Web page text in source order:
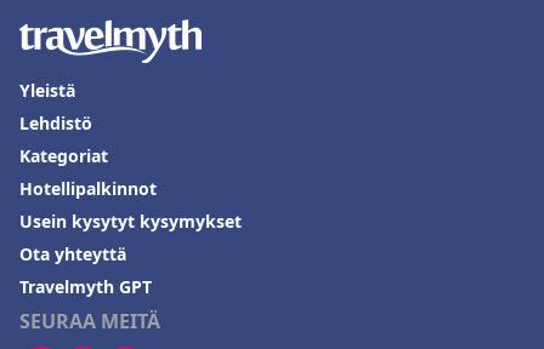
SEURAA MEITÄ
Yleistä
Lehdistö
Kategoriat
Hotellipalkinnot
Usein kysytyt kysymykset
Ota yhteyttä
Travelmyth GPT